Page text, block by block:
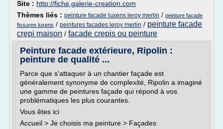
Site : http://fiche.galerie-creation.com
Thèmes liés : peinture facade luxens leroy merlin / peinture facade
fissuree luxens / peintures facades leroy merlin / peinture facade
crepi maison / facade crepis ou peinture
Peinture facade extérieure, Ripolin :
peinture de qualité ...
Parce que s'attaquer à un chantier façade est
généralement synonyme de complexité, Ripolin a imaginé
une gamme de peintures façade qui répond à vos
problématiques les plus courantes.
Vous êtes ici
Accueil > Je choisis ma peinture > Façades